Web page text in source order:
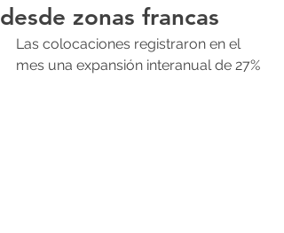
desde zonas francas
Las colocaciones registraron en el
mes una expansión interanual de 27%